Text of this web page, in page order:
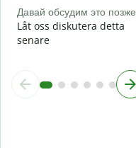
Давай обсудим это позже
Låt oss diskutera detta
senare